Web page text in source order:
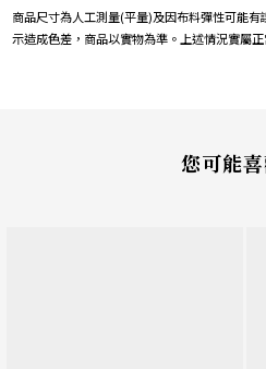
商品尺寸為人工測量(平量)及因布料彈性可能有
示造成色差，商品以實物為準。上述情況實屬
您可能